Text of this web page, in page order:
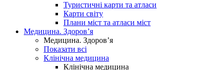
Туристичні карти та атласи
Карти світу
Плани міст та атласи міст
Медицина. Здоров’я
Медицина. Здоров’я
Показати всі
Клінічна медицина
Клінічна медицина